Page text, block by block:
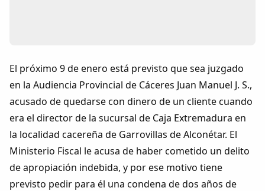
Foros
Idiosincrasia
Diccionario
Traductor
El próximo 9 de enero está previsto que sea juzgado
en la Audiencia Provincial de Cáceres Juan Manuel J. S.,
acusado de quedarse con dinero de un cliente cuando
era el director de la sucursal de Caja Extremadura en
la localidad cacereña de Garrovillas de Alconétar. El
Ministerio Fiscal le acusa de haber cometido un delito
de apropiación indebida, y por ese motivo tiene
previsto pedir para él una condena de dos años de